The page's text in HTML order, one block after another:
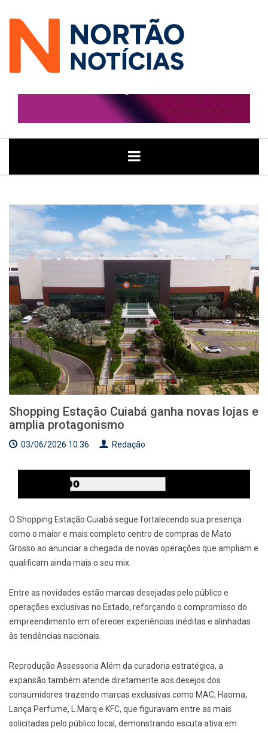
GERAL POLITICA ECONOMIA JUSTIÇA
Shopping Estação Cuiabá ganha novas lojas e
amplia protagonismo
03/06/2026 10:36 Redação
O Shopping Estação Cuiabá segue fortalecendo sua presença
como o maior e mais completo centro de compras de Mato
Grosso ao anunciar a chegada de novas operações que ampliam e
qualificam ainda mais o seu mix.
Entre as novidades estão marcas desejadas pelo público e
operações exclusivas no Estado, reforçando o compromisso do
empreendimento em oferecer experiências inéditas e alinhadas
às tendências nacionais.
Reprodução Assessoria Além da curadoria estratégica, a
expansão também atende diretamente aos desejos dos
consumidores trazendo marcas exclusivas como MAC, Haoma,
Lança Perfume, L.Marq e KFC, que figuravam entre as mais
solicitadas pelo público local, demonstrando escuta ativa em